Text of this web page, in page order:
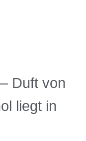
Duft von
liegt in